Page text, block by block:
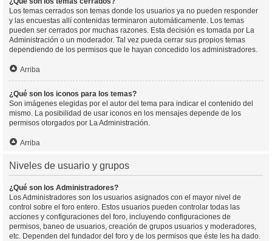
Los temas cerrados son temas donde los usuarios ya no pueden responder
y las encuestas allí contenidas terminaron automáticamente. Los temas
pueden ser cerrados por muchas razones. Esta decisión es tomada por La
Administración o un moderador. Tal vez pueda cerrar sus propios temas
dependiendo de los permisos que le hayan concedido los administradores.
Arriba
¿Qué son los iconos para los temas?
Son imágenes elegidas por el autor del tema para indicar el contenido del
mismo. La posibilidad de usar iconos en los mensajes depende de los
permisos otorgados por La Administración.
Arriba
Niveles de usuario y grupos
¿Qué son los Administradores?
Los Administradores son los usuarios asignados con el mayor nivel de
control sobre el foro entero. Estos usuarios pueden controlar todas las
acciones y configuraciones del foro, incluyendo configuraciones de
permisos, baneo de usuarios, creación de grupos usuarios y moderadores,
etc. Dependen del fundador del foro y de los permisos que éste les ha dado.